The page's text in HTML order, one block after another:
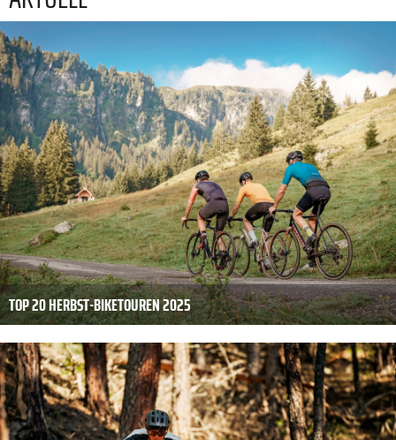
TOP 20 HERBST-BIKETOUREN 2025